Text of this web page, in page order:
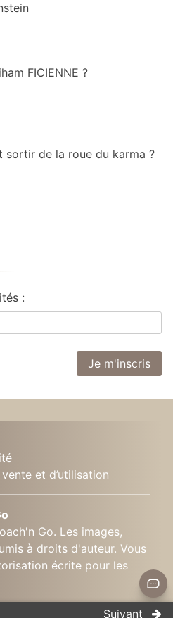
FICIENNE ?
sortir de la roue du karma ?
:
et d’utilisation
Go. Les images,
à droits d'auteur. Vous
écrite pour les